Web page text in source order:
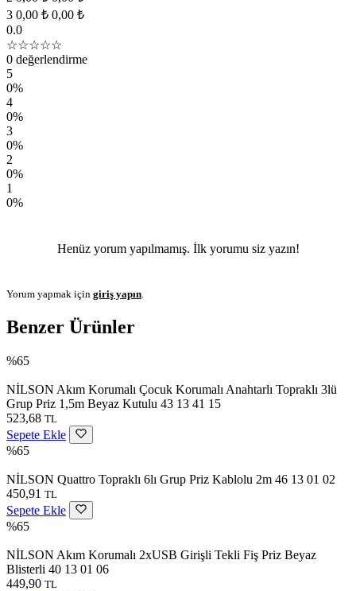
3 0,00 ₺ 0,00 ₺
0.0
☆☆☆☆☆
0 değerlendirme
5
0%
4
0%
3
0%
2
0%
1
0%
Henüz yorum yapılmamış. İlk yorumu siz yazın!
Yorum yapmak için giriş yapın
Benzer Ürünler
%65
NİLSON Akım Korumalı Çocuk Korumalı Anahtarlı Topraklı 3lü
Grup Priz 1,5m Beyaz Kutulu 43 13 41 15
523,68 TL
Sepete Ekle
%65
NİLSON Quattro Topraklı 6lı Grup Priz Kablolu 2m 46 13 01 02
450,91 TL
Sepete Ekle
%65
NİLSON Akım Korumalı 2xUSB Girişli Tekli Fiş Priz Beyaz
Blisterli 40 13 01 06
449,90 TL